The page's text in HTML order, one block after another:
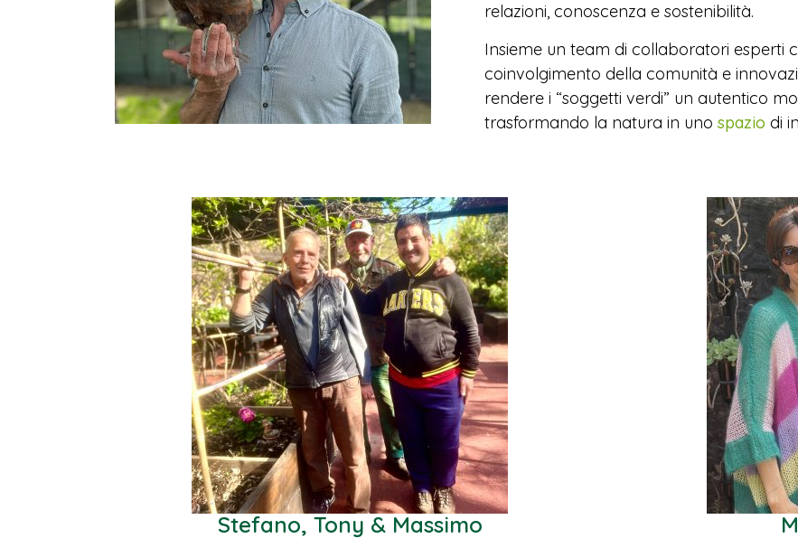
relazioni, conoscenza e sostenibilità.
Insieme un team di collaboratori esperti
coinvolgimento della comunità e
rendere i “soggetti verdi” un autentico
trasformando la natura in uno spazio di
Stefano, Tony & Massimo